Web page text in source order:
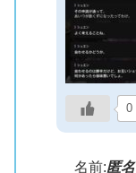
0
名前:匿名